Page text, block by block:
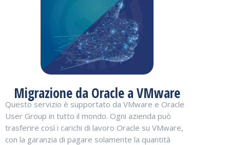
Migrazione da Oracle a VMware
Questo servizio è supportato da VMware e Oracle
User Group in tutto il mondo. Ogni azienda può
trasferire così i carichi di lavoro Oracle su VMware,
con la garanzia di pagare solamente la quantità